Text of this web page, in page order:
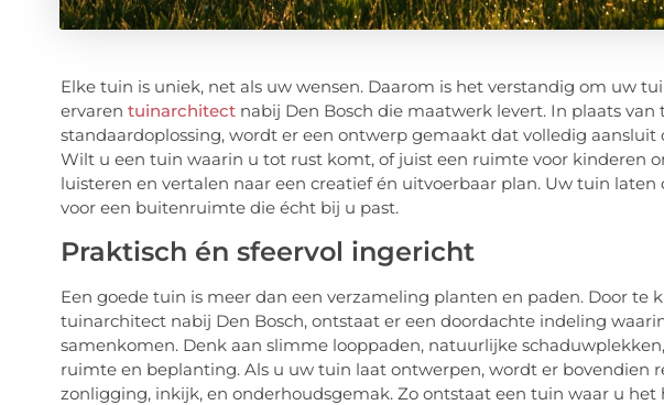
Elke tuin is uniek, net als uw wensen. Daarom is het verstandig om uw
ervaren tuinarchitectnabij Den Bosch die maatwerk levert. In plaats van
standaardoplossing, wordt er een ontwerp gemaakt dat volledig aansluit
Wilt u een tuin waarin u tot rust komt, of juist een ruimte voor kinderen
luisteren en vertalen naar een creatief én uitvoerbaar plan. Uw tuin
voor een buitenruimte die écht bij u past.
Praktisch én sfeervol ingericht
Een goede tuin is meer dan een verzameling planten en paden. Door te
tuinarchitect nabij Den Bosch, ontstaat er een doordachte indeling
samenkomen. Denk aan slimme looppaden, natuurlijke
ruimte en beplanting. Als u uw tuin laat ontwerpen, wordt er bovendien
zonligging, inkijk, en onderhoudsgemak. Zo ontstaat een tuin waar u